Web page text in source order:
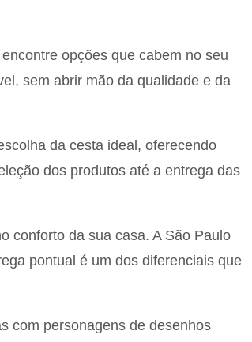
opções que cabem no seu
sem abrir mão da qualidade e da
da cesta ideal, oferecendo
dos produtos até a entrega das
conforto da sua casa. A São Paulo
pontual é um dos diferenciais que
com personagens de desenhos